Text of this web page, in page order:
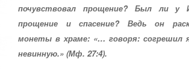
й
с
а
,
почувствовал прощение? Был ли у
прощение и спасение? Ведь он
монеты в храме: «… говоря: согрешил
невинную.» (Мф. 27:4).